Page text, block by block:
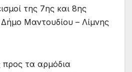
της 7ης και 8ης
Δήμο Μαντουδίου – Λίμνης
προς τα αρμόδια